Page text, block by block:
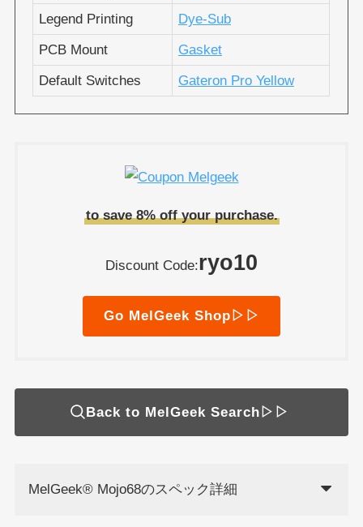
Legend Printing
Dye-Sub
PCB Mount
Gasket
Default Switches
Gateron Pro Yellow
to save 8% off your purchase.
Discount Code:ryo10
Go MelGeek Shop▷▷
Back to MelGeek Search▷▷
MelGeek®︎ Mojo68のスペック詳細